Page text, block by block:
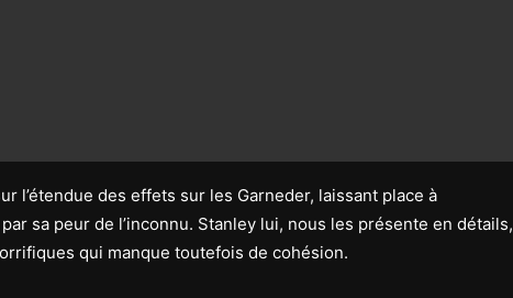
l’étendue des effets sur les Garneder, laissant place à
sa peur de l’inconnu. Stanley lui, nous les présente en détails,
qui manque toutefois de cohésion.